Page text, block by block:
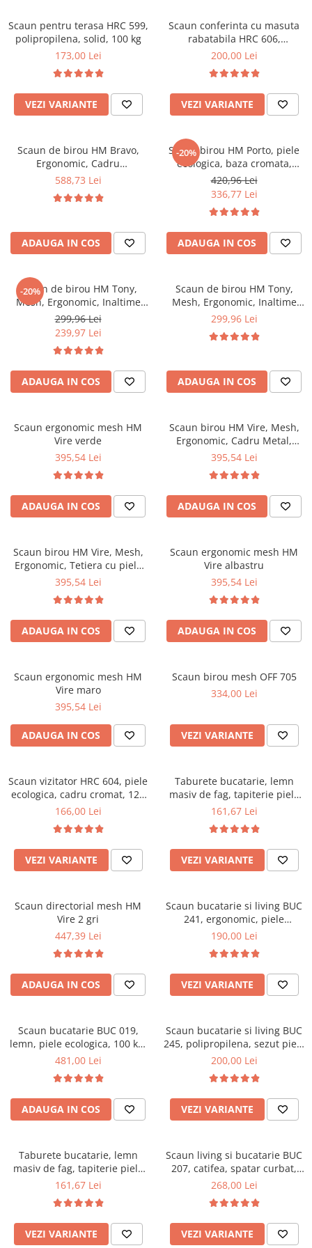
Saltele cu arcuri impachetate
individual
Saltele Memory Pocket
Saltele Memory Foam
Saltele Memory Pocket
Saltele cu plasa arcuri
Saltele cu spuma
Saltele cu spuma poliuretanica
Saltele Latex
Saltele 160x200
Top saltele
Top saltele 5 cm
Top saltele 10 cm
Top saltele memory 5 cm
Top saltele MemoHR 6.5 cm
Saltele ieftine
Saltele cu spuma
Paturi
Seturi de pat si saltea
Masute de toaleta
Mobilier living
Scaune pentru living
Comode living
Set mese plus scaune
Mobilier birou
Etajere Birou
Dulap birou
Scaune pentru birou
Scaune pentru vizitatori
Scaune manager
Mobilier bucatarie
Scaune pentru bucatarie
Mobilier hol
Mobila hol
Suporturi si rafturi pantofi
Portmantouri
Pantofare
Stender haine
Suport pentru umerase
Mobilier gradinita
Mese gradinita
Set mese si scaune gradinita
Mobilier copii
Scaune birou pentru copii
Masa si scaune gradinita
Seturi comode living si dormitor
Scaune birou
Scaune profesionale
Scaune resigilate
Scaune conferinta
Scaune terasa si outdoor
Scaun pentru terasa HRC 599,
polipropilena, solid, 100 kg
173,00 Lei
VEZI VARIANTE
Scaun conferinta cu masuta
rabatabila HRC 606,
ergonomic, stofa, cadru
200,00 Lei
VEZI VARIANTE
Scaun de birou HM Bravo,
Ergonomic, Cadru
Polipropilena, Stofa, Inaltime
588,73 Lei
ADAUGA IN COS
-20%
Scaun birou HM Porto, piele
ecologica, baza cromata,
inaltime ajustabila, rotativ, 90
kg, alb
420,96 Lei
336,77 Lei
ADAUGA IN COS
-20%
Scaun de birou HM Tony,
Mesh, Ergonomic, Inaltime
ajustabila, Suport lombar, 102
Kg, Albastru
299,96 Lei
239,97 Lei
ADAUGA IN COS
Scaun de birou HM Tony,
Mesh, Ergonomic, Inaltime
ajustabila, Roti pivotante, 102
299,96 Lei
ADAUGA IN COS
Scaun ergonomic mesh HM
Vire verde
395,54 Lei
ADAUGA IN COS
Scaun birou HM Vire, Mesh,
Ergonomic, Cadru Metal,
Tetiera cu piele ecologica,
balansare, 100 Kg, Gri
395,54 Lei
ADAUGA IN COS
Scaun birou HM Vire, Mesh,
Ergonomic, Tetiera cu piele
ecologica, Inaltime ajustabila,
360 ˚, 100 Kg, Alb
395,54 Lei
ADAUGA IN COS
Scaun ergonomic mesh HM
Vire albastru
395,54 Lei
ADAUGA IN COS
Scaun ergonomic mesh HM
Vire maro
395,54 Lei
ADAUGA IN COS
Scaun birou mesh OFF 705
334,00 Lei
VEZI VARIANTE
Scaun vizitator HRC 604, piele
ecologica, cadru cromat, 120
kg
166,00 Lei
VEZI VARIANTE
Taburete bucatarie, lemn
masiv de fag, tapiterie piele
ecologica, wenge
161,67 Lei
VEZI VARIANTE
Scaun directorial mesh HM
Vire 2 gri
447,39 Lei
ADAUGA IN COS
Scaun bucatarie si living BUC
241, ergonomic, piele
ecologica, cadru lemn, 110 kg
190,00 Lei
VEZI VARIANTE
Scaun bucatarie BUC 019,
lemn, piele ecologica, 100 kg,
negru
481,00 Lei
ADAUGA IN COS
Scaun bucatarie si living BUC
245, polipropilena, sezut piele
ecologica, picioare lemn, 110
200,00 Lei
VEZI VARIANTE
Taburete bucatarie, lemn
masiv de fag, tapiterie piele
ecologica, cires
161,67 Lei
VEZI VARIANTE
Scaun living si bucatarie BUC
207, catifea, spatar curbat,
picioare metalice, 120 kg
268,00 Lei
VEZI VARIANTE